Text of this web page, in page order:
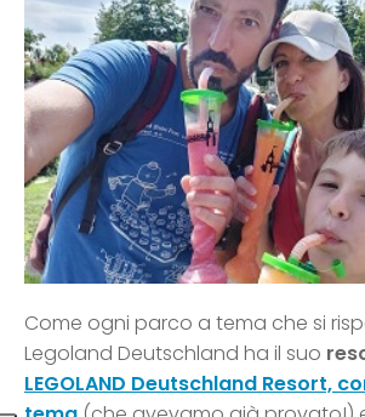
Come ogni parco a tema che si
Legoland Deutschland ha il suo
LEGOLAND Deutschland Resort,